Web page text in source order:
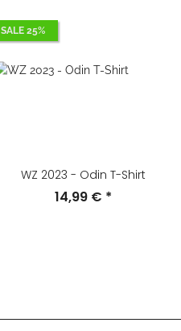
SALE 25%
WZ 2023 - Odin T-Shirt
14,99 € *